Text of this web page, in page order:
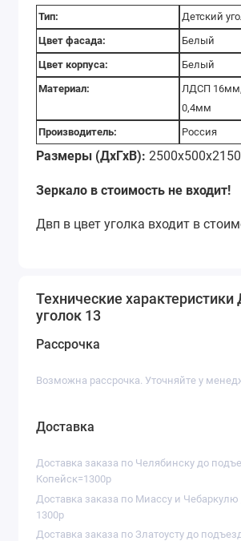
Тип:
Детский
Цвет фасада:
Белый
Цвет корпуса:
Белый
Материал:
ЛДСП
0,4мм
Производитель:
Россия
Размеры (ДхГхВ):
Зеркало в стоимость не входит!
Двп в цвет уголка входит в
Технические характеристики
уголок 13
Рассрочка
Возможна рассрочка. Уточняйте у
Доставка
Доставка заказа по Челябинску до
Копейск=1300р
Доставка заказа по Миассу и
1300р
Доставка заказа по Златоусту до